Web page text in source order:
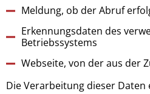
Meldung, ob der Abruf
Erkennungsdaten des
Betriebssystems
Webseite, von der aus der
Die Verarbeitung dieser